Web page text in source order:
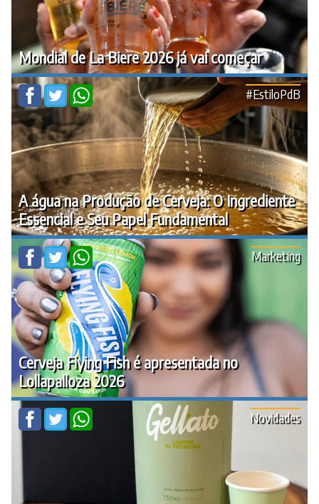
Mondial de La Biere 2026 já vai começar
A água na Produção de Cerveja: O Ingrediente
Essencial e Seu Papel Fundamental
#EstiloPdB
Cerveja Flying Fish é apresentada no
Lollapalloza 2026
Marketing
Novidades